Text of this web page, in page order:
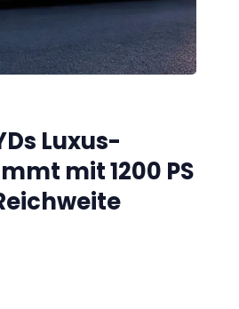
Luxus-
mit 1200 PS